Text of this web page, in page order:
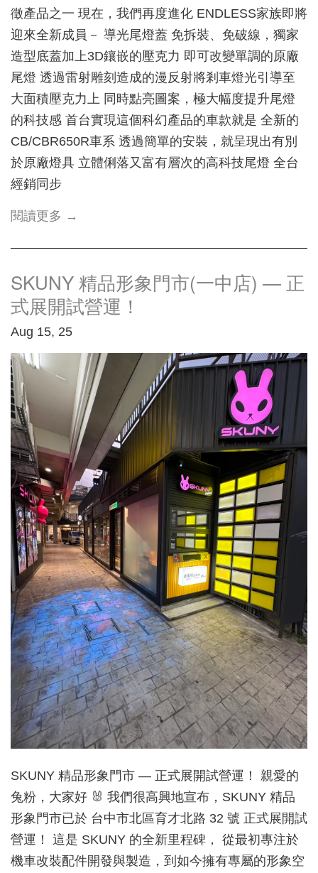
徵產品之一 現在，我們再度進化 ENDLESS家族即將
迎來全新成員－ 導光尾燈蓋 免拆裝、免破線，獨家
造型底蓋加上3D鑲嵌的壓克力 即可改變單調的原廠
尾燈 透過雷射雕刻造成的漫反射將剎車燈光引導至
大面積壓克力上 同時點亮圖案，極大幅度提升尾燈
的科技感 首台實現這個科幻產品的車款就是 全新的
CB/CBR650R車系 透過簡單的安裝，就呈現出有別
於原廠燈具 立體俐落又富有層次的高科技尾燈 全台
經銷同步
閱讀更多 →
SKUNY 精品形象門市(一中店) — 正
式展開試營運！
Aug 15, 25
SKUNY 精品形象門市 — 正式展開試營運！ 親愛的
兔粉，大家好 🐰 我們很高興地宣布，SKUNY 精品
形象門市已於 台中市北區育才北路 32 號 正式展開試
營運！ 這是 SKUNY 的全新里程碑， 從最初專注於
機車改裝配件開發與製造，到如今擁有專屬的形象空